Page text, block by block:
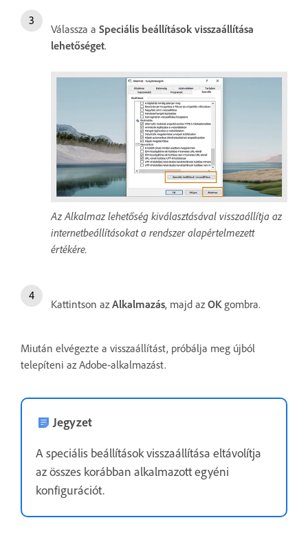
Válassza a Speciális beállítások visszaállítása
lehetőséget.
Az Alkalmaz lehetőség kiválasztásával visszaállítja az
internetbeállításokat a rendszer alapértelmezett
értékére.
Kattintson az Alkalmazás, majd az OK gombra.
Miután elvégezte a visszaállítást, próbálja meg újból
telepíteni az Adobe-alkalmazást.
Jegyzet
A speciális beállítások visszaállítása eltávolítja
az összes korábban alkalmazott egyéni
konfigurációt.